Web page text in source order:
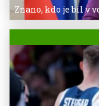
Znano, kdo je bil v